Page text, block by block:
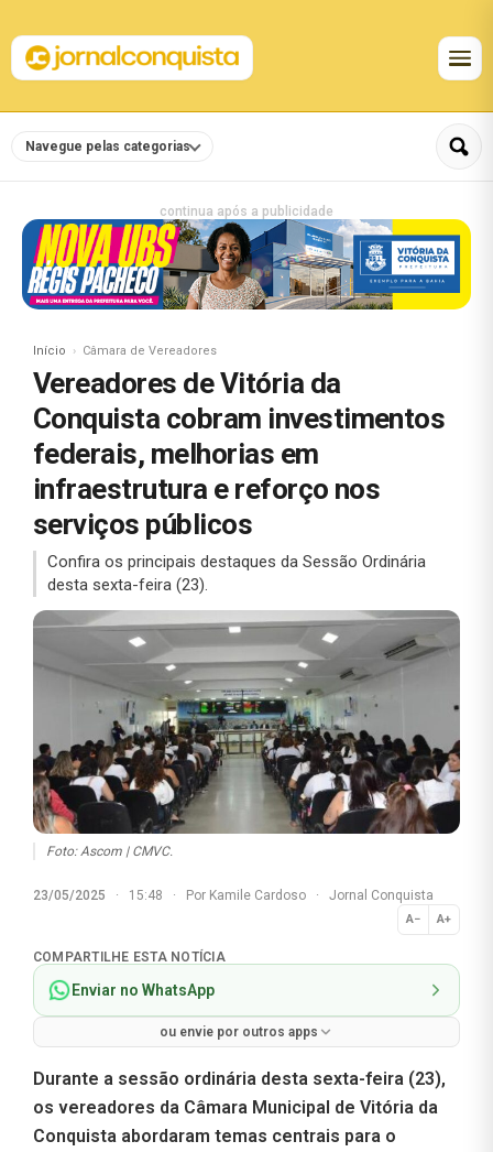
Navegue pelas categorias
continua após a publicidade
Início Câmara de Vereadores
Vereadores de Vitória da
Conquista cobram investimentos
federais, melhorias em
infraestrutura e reforço nos
serviços públicos
Confira os principais destaques da Sessão Ordinária
desta sexta-feira (23).
Foto: Ascom | CMVC.
23/05/2025 · 15:48 · Por Kamile Cardoso · Jornal Conquista
A− A+
Normal
COMPARTILHE ESTA NOTÍCIA
Enviar no WhatsApp
ou envie por outros apps
Durante a sessão ordinária desta sexta-feira (23),
os vereadores da Câmara Municipal de Vitória da
Conquista abordaram temas centrais para o